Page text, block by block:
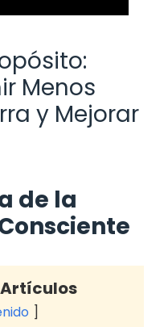
Menos
y Mejorar
de la